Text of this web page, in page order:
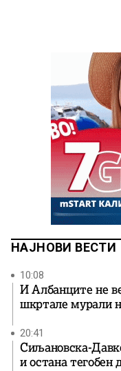
НАЈНОВИ ВЕСТИ
10:08
И Албанците не
шкртале мурали
20:41
Сиљановска-
и остана тегобен